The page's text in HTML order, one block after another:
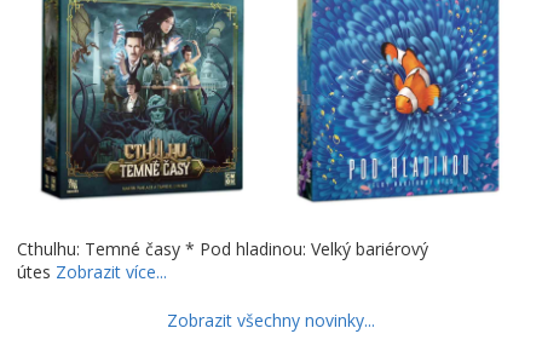
Cthulhu: Temné časy * Pod hladinou: Velký bariérový
útes Zobrazit více...
Zobrazit všechny novinky...